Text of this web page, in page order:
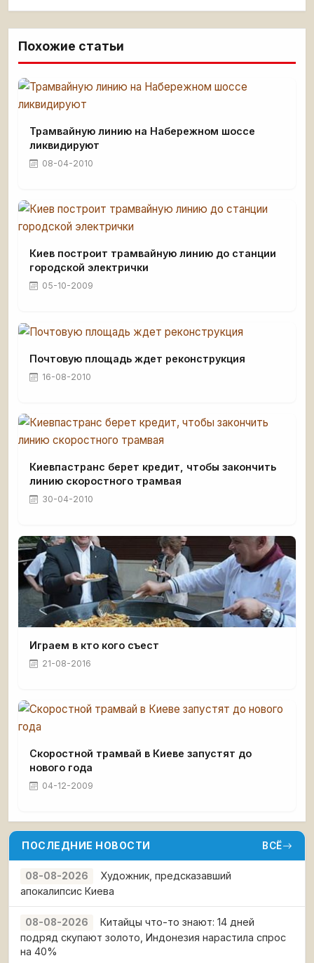
Похожие статьи
Трамвайную линию на Набережном шоссе
ликвидируют
08-04-2010
Киев построит трамвайную линию до станции
городской электрички
05-10-2009
Почтовую площадь ждет реконструкция
16-08-2010
Киевпастранс берет кредит, чтобы закончить
линию скоростного трамвая
30-04-2010
Играем в кто кого съест
21-08-2016
Скоростной трамвай в Киеве запустят до
нового года
04-12-2009
ПОСЛЕДНИЕ НОВОСТИ ВСЁ
08-08-2026
Художник, предсказавший
апокалипсис Киева
08-08-2026
Китайцы что-то знают: 14 дней
подряд скупают золото, Индонезия нарастила спрос
на 40%